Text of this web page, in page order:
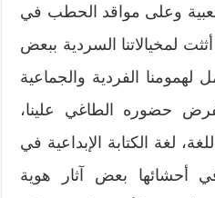
وعلى مواقد الحطب في
أثثت لمخيالاتنا السردية ببعض
الفردية والجماعية
حضوره الطاغي علينا،
لغة الكتابة الإبداعية في
في أحشائها بعض آثار هوية